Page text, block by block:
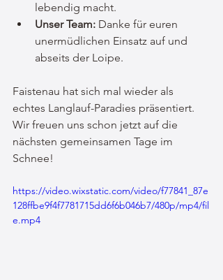
lebendig macht.
Unser Team: Danke für euren
unermüdlichen Einsatz auf und
abseits der Loipe.
Faistenau hat sich mal wieder als
echtes Langlauf-Paradies präsentiert.
Wir freuen uns schon jetzt auf die
nächsten gemeinsamen Tage im
Schnee!
https://video.wixstatic.com/video/f77841_87e
128ffbe9f4f7781715dd6f6b046b7/480p/mp4/fil
e.mp4